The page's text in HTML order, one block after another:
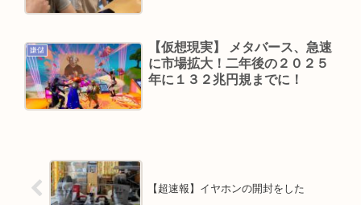
嫌儲
【仮想現実】 メタバース、急速
に市場拡大！二年後の２０２５
年に１３２兆円規までに！
【超速報】イヤホンの開封をした